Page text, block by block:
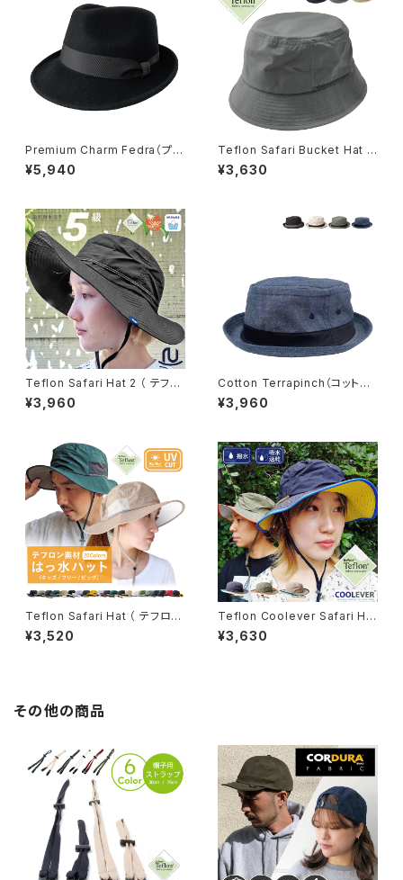
Premium Charm Fedra（プレ
ミアムチャームフェドラ）【bcs-
e50001】
¥5,940
Teflon Safari Bucket Hat （
テフロン サファリ バケット ハッ
ト ）【hb-3199rk】
¥3,630
Teflon Safari Hat 2 （ テフロ
ン サファリハット ツー ）【hb-17
61rk】
¥3,960
Cotton Terrapinch（コットン
テラピンチ）【rus-210】
¥3,960
Teflon Safari Hat （ テフロン
サファリハット ）【qch-e4270】
¥3,520
Teflon Coolever Safari Hat
（テフロンクールエバーハット）
【qch-e0075rk】
¥3,630
その他の商品